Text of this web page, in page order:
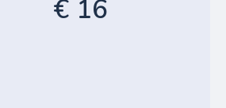
€ 16